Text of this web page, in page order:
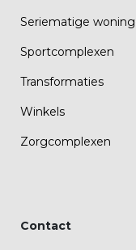
Seriematige
Sportcomplexen
Transformaties
Winkels
Zorgcomplexen
Contact